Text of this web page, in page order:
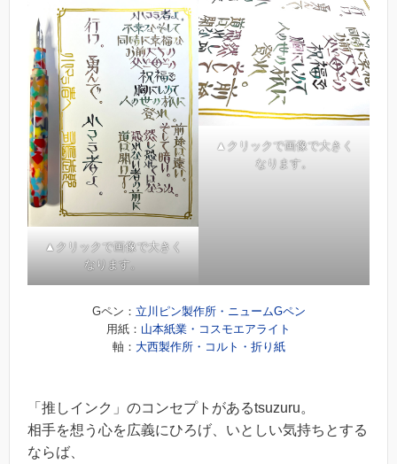
▲クリックで画像で大きく
なります。
▲クリックで画像で大きく
なります。
Gペン： 立川ピン製作所・ニュームGペン
用紙： 山本紙業・コスモエアライト
軸： 大西製作所・コルト・折り紙
「推しインク」のコンセプトがあるtsuzuru。
相手を想う心を広義にひろげ、いとしい気持ちとする
ならば、